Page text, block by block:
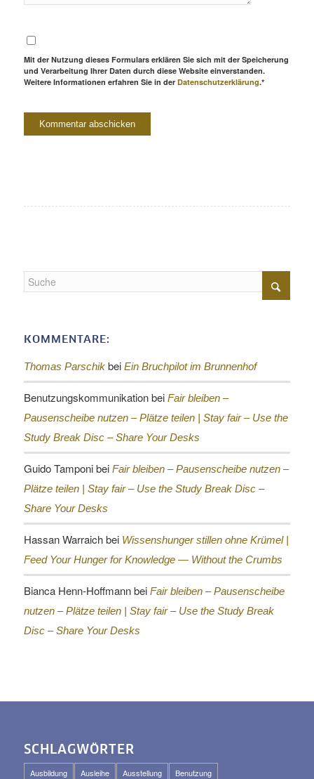
Mit der Nutzung dieses Formulars erklären Sie sich mit der Speicherung
und Verarbeitung Ihrer Daten durch diese Website einverstanden.
Weitere Informationen erfahren Sie in der Datenschutzerklärung.*
KOMMENTARE:
Thomas Parschikbei Ein Bruchpilot im Brunnenhof
Benutzungskommunikationbei Fair bleiben –
Pausenscheibe nutzen – Plätze teilen | Stay fair – Use the
Study Break Disc – Share Your Desks
Guido Tamponibei Fair bleiben – Pausenscheibe nutzen –
Plätze teilen | Stay fair – Use the Study Break Disc –
Share Your Desks
Hassan Warraichbei Wissenshunger stillen ohne Krümel |
Feed Your Hunger for Knowledge — Without the Crumbs
Bianca Henn-Hoffmannbei Fair bleiben – Pausenscheibe
nutzen – Plätze teilen | Stay fair – Use the Study Break
Disc – Share Your Desks
SCHLAGWÖRTER
Ausbildung Ausleihe Ausstellung
Benutzung